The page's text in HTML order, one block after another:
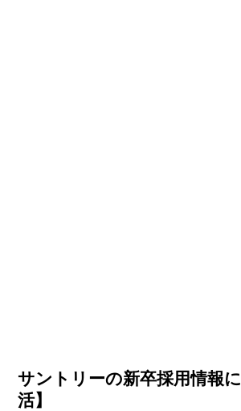
サントリーの新卒採用情報
活】